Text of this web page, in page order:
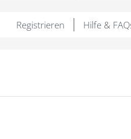
Hilfe &
Registrieren